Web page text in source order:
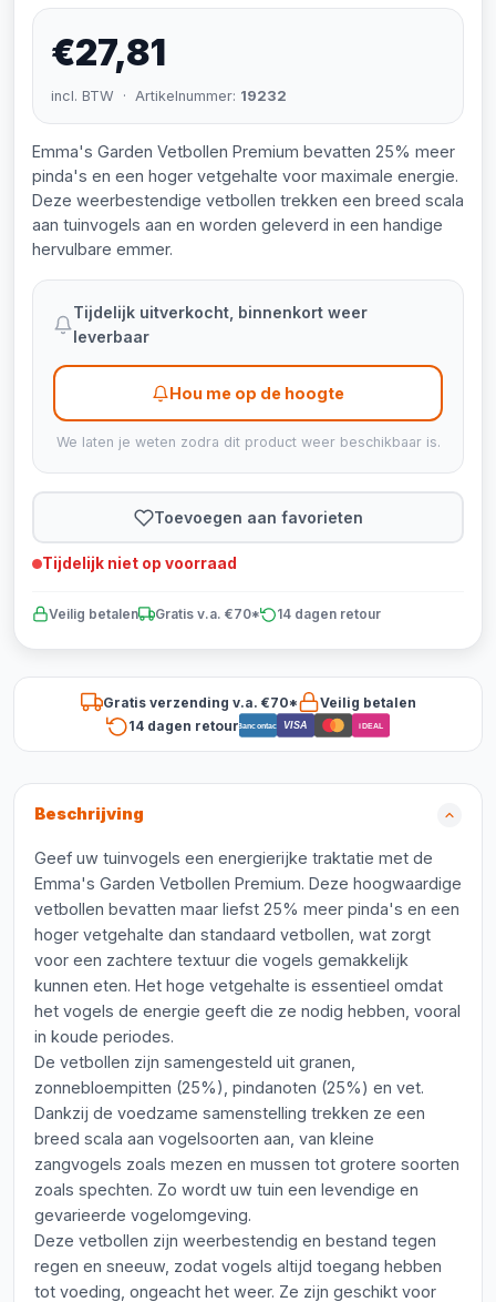
€27,81
incl. BTW · Artikelnummer: 19232
Emma's Garden Vetbollen Premium bevatten 25% meer
pinda's en een hoger vetgehalte voor maximale energie.
Deze weerbestendige vetbollen trekken een breed scala
aan tuinvogels aan en worden geleverd in een handige
hervulbare emmer.
Tijdelijk uitverkocht, binnenkort weer
leverbaar
Hou me op de hoogte
We laten je weten zodra dit product weer beschikbaar is.
Toevoegen aan favorieten
Tijdelijk niet op voorraad
Veilig betalen Gratis v.a. €70* 14 dagen retour
Gratis verzending v.a. €70*
Veilig betalen
14 dagen retourBancontact VISA iDEAL
Beschrijving
Geef uw tuinvogels een energierijke traktatie met de
Emma's Garden Vetbollen Premium. Deze hoogwaardige
vetbollen bevatten maar liefst 25% meer pinda's en een
hoger vetgehalte dan standaard vetbollen, wat zorgt
voor een zachtere textuur die vogels gemakkelijk
kunnen eten. Het hoge vetgehalte is essentieel omdat
het vogels de energie geeft die ze nodig hebben, vooral
in koude periodes.
De vetbollen zijn samengesteld uit granen,
zonnebloempitten (25%), pindanoten (25%) en vet.
Dankzij de voedzame samenstelling trekken ze een
breed scala aan vogelsoorten aan, van kleine
zangvogels zoals mezen en mussen tot grotere soorten
zoals spechten. Zo wordt uw tuin een levendige en
gevarieerde vogelomgeving.
Deze vetbollen zijn weerbestendig en bestand tegen
regen en sneeuw, zodat vogels altijd toegang hebben
tot voeding, ongeacht het weer. Ze zijn geschikt voor